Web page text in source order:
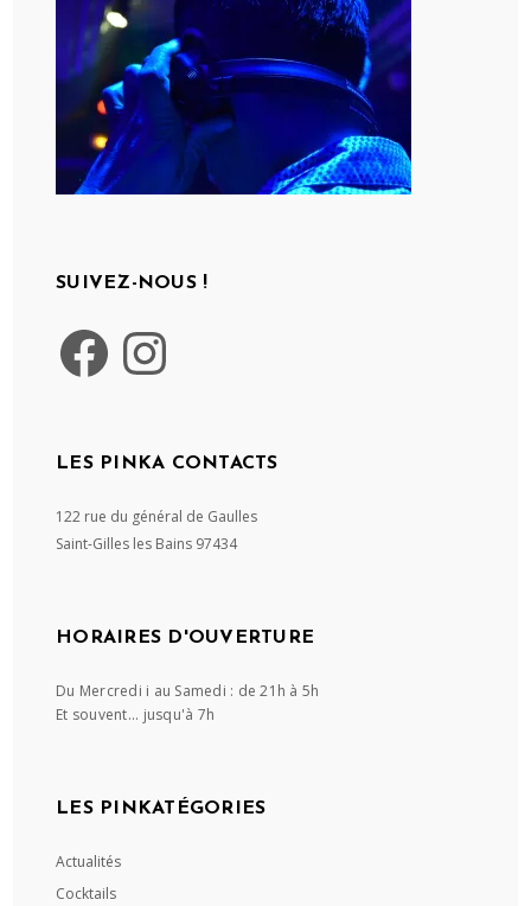
SUIVEZ-NOUS !
Facebook Instagram
LES PINKA CONTACTS
122 rue du général de Gaulles
Saint-Gilles les Bains 97434
HORAIRES D'OUVERTURE
Du Mercredi i au Samedi : de 21h à 5h
Et souvent... jusqu'à 7h
LES PINKATÉGORIES
Actualités
Cocktails